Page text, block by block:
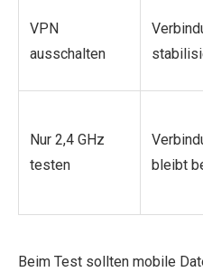
VPN
ausschalten
Nur 2,4 GHz
testen
bleibt
Beim Test sollten mobile